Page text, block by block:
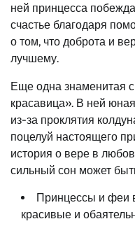
ней принцесса
счастье благодаря
о том, что доброта и
лучшему.
Еще одна знаменитая
красавица». В ней
из-за проклятия
поцелуй настоящего
история о вере в
сильный сон может
Принцессы и феи
красивые и